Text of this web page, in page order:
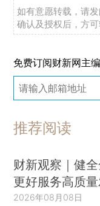
如有意愿转载，请
确认及授权后，方可
免费订阅财新网主
推荐阅读
财新观察｜健
更好服务高质
2026年08月08日